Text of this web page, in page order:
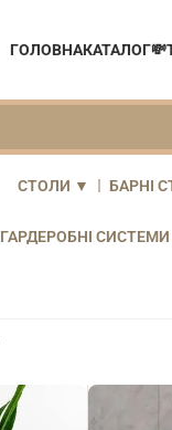
ГОЛОВНАКАТАЛОГ
СТОЛИ ▼ БАРНІ
ГАРДЕРОБНІ СИСТЕМИ